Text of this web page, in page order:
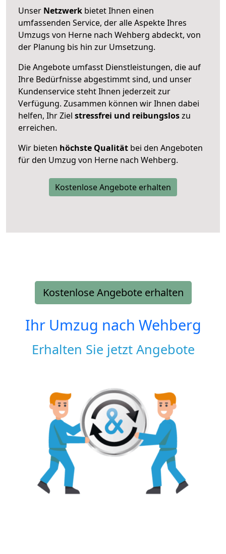
Unser Netzwerk bietet Ihnen einen
umfassenden Service, der alle Aspekte Ihres
Umzugs von Herne nach Wehberg abdeckt, von
der Planung bis hin zur Umsetzung.
Die Angebote umfasst Dienstleistungen, die auf
Ihre Bedürfnisse abgestimmt sind, und unser
Kundenservice steht Ihnen jederzeit zur
Verfügung. Zusammen können wir Ihnen dabei
helfen, Ihr Ziel stressfrei und reibungsloszu
erreichen.
Wir bieten höchste Qualität bei den Angeboten
für den Umzug von Herne nach Wehberg.
Kostenlose Angebote erhalten
Kostenlose Angebote erhalten
Ihr Umzug nach Wehberg
Erhalten Sie jetzt Angebote